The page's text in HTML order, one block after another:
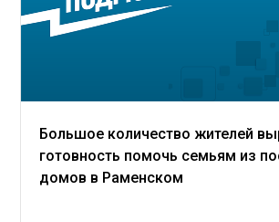
Большое количество жителей
готовность помочь семьям из
домов в Раменском